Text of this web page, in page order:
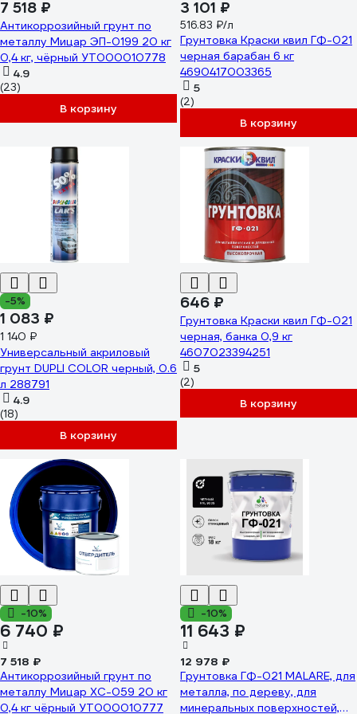
7 518 ₽
Антикоррозийный грунт по
металлу Мицар ЭП-0199 20 кг
0,4 кг, чёрный УТ000010778
4.9
(23)
В корзину
3 101 ₽
516.83 ₽/л
Грунтовка Краски квил ГФ-021
черная барабан 6 кг
4690417003365
5
(2)
В корзину
-5%
1 083 ₽
1 140 ₽
Универсальный акриловый
грунт DUPLI COLOR черный, 0.6
л 288791
4.9
(18)
В корзину
646 ₽
Грунтовка Краски квил ГФ-021
черная, банка 0,9 кг
4607023394251
5
(2)
В корзину
-10%
6 740 ₽
7 518 ₽
Антикоррозийный грунт по
металлу Мицар ХС-059 20 кг
0,4 кг чёрный УТ000010777
-10%
11 643 ₽
12 978 ₽
Грунтовка ГФ-021 MALARE, для
металла, по дереву, для
минеральных поверхностей,